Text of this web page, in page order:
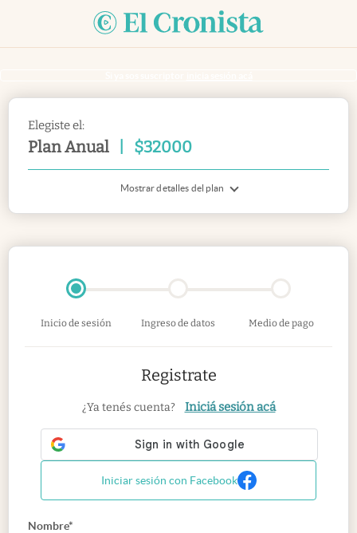
Elegiste el:
Plan Anual $32000
Mostrar detalles del plan
Inicio de sesión Ingreso de datos Medio de pago
Registrate
¿Ya tenés cuenta? Iniciá sesión acá
Iniciar sesión con Facebook
Nombre*